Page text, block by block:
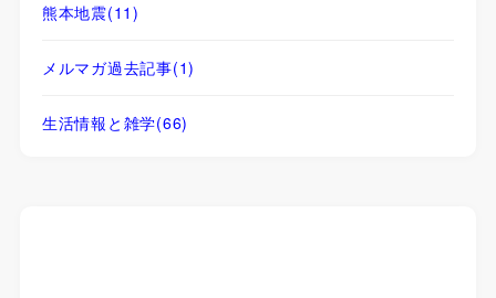
熊本地震(11)
メルマガ過去記事(1)
生活情報と雑学(66)